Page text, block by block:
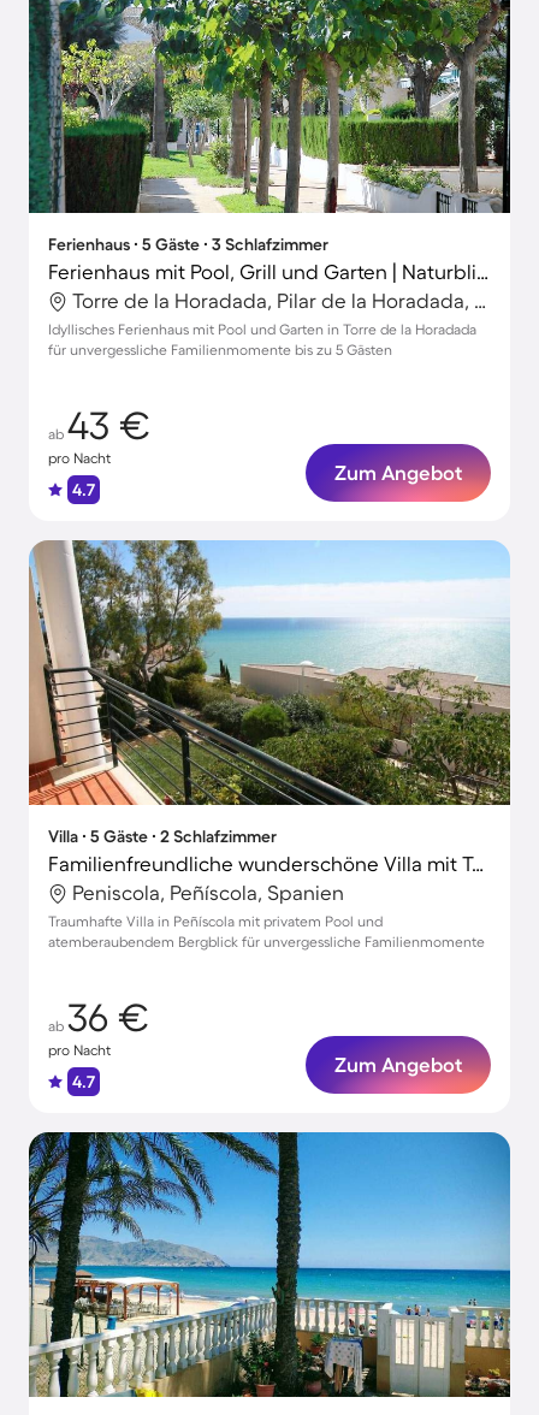
Ferienhaus ∙ 5 Gäste ∙ 3 Schlafzimmer
Ferienhaus mit Pool, Grill und Garten | Naturblick
Torre de la Horadada, Pilar de la Horadada, Spanien
Idyllisches Ferienhaus mit Pool und Garten in Torre de la Horadada
für unvergessliche Familienmomente bis zu 5 Gästen
ab 43 €
pro Nacht
4.7
Zum Angebot
Villa ∙ 5 Gäste ∙ 2 Schlafzimmer
Familienfreundliche wunderschöne Villa mit Terrasse, Grill und privatem Pool | Bergblick | Nah am Strand
Peniscola, Peñíscola, Spanien
Traumhafte Villa in Peñíscola mit privatem Pool und
atemberaubendem Bergblick für unvergessliche Familienmomente
ab 36 €
pro Nacht
4.7
Zum Angebot